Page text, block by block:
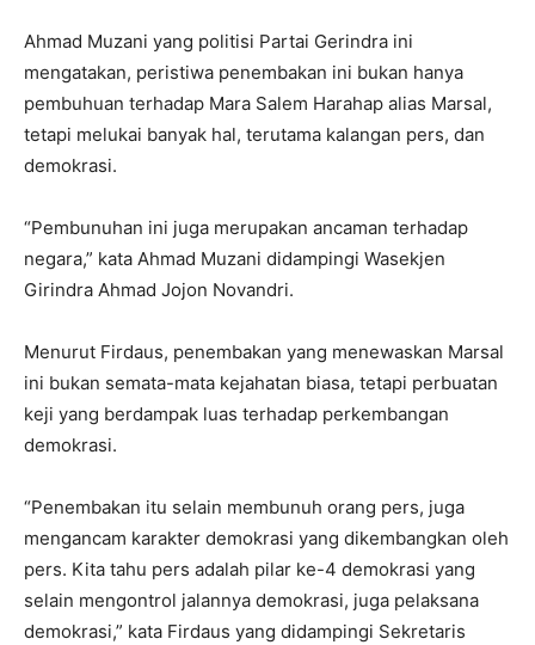
Ahmad Muzani yang politisi Partai Gerindra ini
mengatakan, peristiwa penembakan ini bukan hanya
pembuhuan terhadap Mara Salem Harahap alias Marsal,
tetapi melukai banyak hal, terutama kalangan pers, dan
demokrasi.
“Pembunuhan ini juga merupakan ancaman terhadap
negara,” kata Ahmad Muzani didampingi Wasekjen
Girindra Ahmad Jojon Novandri.
Menurut Firdaus, penembakan yang menewaskan Marsal
ini bukan semata-mata kejahatan biasa, tetapi perbuatan
keji yang berdampak luas terhadap perkembangan
demokrasi.
“Penembakan itu selain membunuh orang pers, juga
mengancam karakter demokrasi yang dikembangkan oleh
pers. Kita tahu pers adalah pilar ke-4 demokrasi yang
selain mengontrol jalannya demokrasi, juga pelaksana
demokrasi,” kata Firdaus yang didampingi Sekretaris